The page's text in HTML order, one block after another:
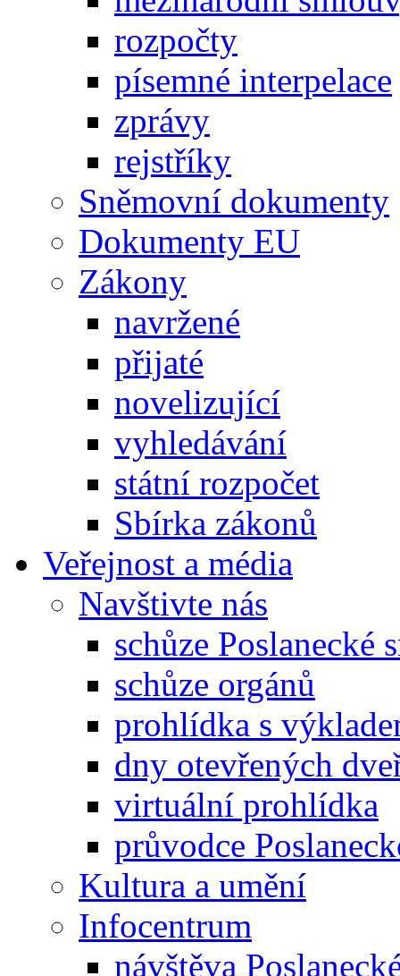
rozpočty
písemné interpelace
zprávy
rejstříky
Sněmovní dokumenty
Dokumenty EU
Zákony
navržené
přijaté
novelizující
vyhledávání
státní rozpočet
Sbírka zákonů
Veřejnost a média
Navštivte nás
schůze Poslanecké
schůze orgánů
prohlídka s
dny otevřených
virtuální prohlídka
průvodce
Kultura a umění
Infocentrum
návštěva